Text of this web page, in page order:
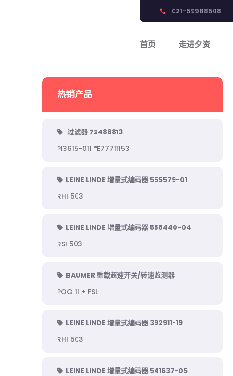
phone 021-59988508
首页 走进夕资
热销产品
过滤器 72488813
PI3615-011 *E77711153
LEINE LINDE 增量式编码器 555579-01
RHI 503
LEINE LINDE 增量式编码器 588440-04
RSI 503
BAUMER 重载超速开关/转速监测器
POG 11 + FSL
LEINE LINDE 增量式编码器 392911-19
RHI 503
LEINE LINDE 增量式编码器 541637-05